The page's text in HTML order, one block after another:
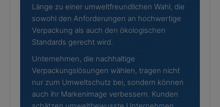
Länge zu einer umweltfreundlichen Wahl, die
sowohl den Anforderungen an hochwertige
Verpackung als auch den ökologischen
Standards gerecht wird.
Unternehmen, die nachhaltige
Verpackungslösungen wählen, tragen nicht
nur zum Umweltschutz bei, sondern können
auch ihr Markenimage verbessern. Kunden